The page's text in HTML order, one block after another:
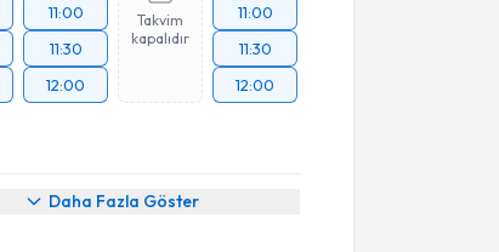
11:00
11:30
12:00
Takvim
kapalıdır
11:00
11:30
12:00
Daha Fazla Göster